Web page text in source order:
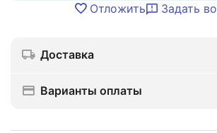
Отложить Задать
Доставка
Варианты оплаты